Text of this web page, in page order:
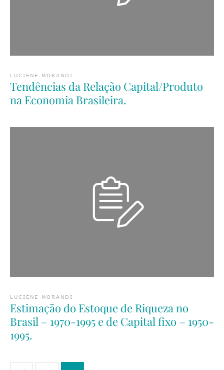
LUCIENE MORANDI
Tendências da Relação Capital/Produto
na Economia Brasileira.
LUCIENE MORANDI
Estimação do Estoque de Riqueza no
Brasil – 1970-1995 e de Capital fixo – 1950-
1995.